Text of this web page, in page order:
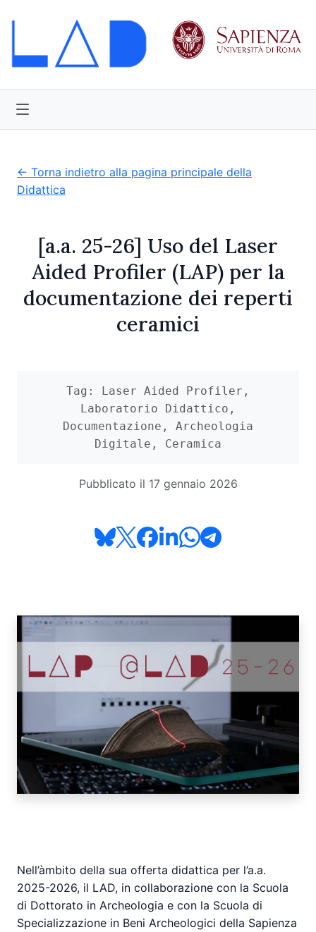
← Torna indietro alla pagina principale della
Didattica
[a.a. 25-26] Uso del Laser
Aided Profiler (LAP) per la
documentazione dei reperti
ceramici
Tag: Laser Aided Profiler,
Laboratorio Didattico,
Documentazione, Archeologia
Digitale, Ceramica
Pubblicato il 17 gennaio 2026
Nell’àmbito della sua offerta didattica per l’a.a.
2025-2026, il LAD, in collaborazione con la Scuola
di Dottorato in Archeologia e con la Scuola di
Specializzazione in Beni Archeologici della Sapienza